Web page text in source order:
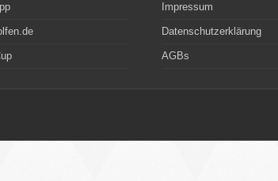
Impressum
Datenschutzerklärung
AGBs